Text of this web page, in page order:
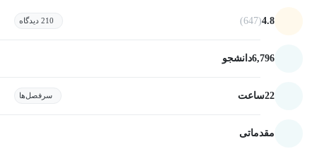
4.8
(647) 210 دیدگاه
6,796دانشجو
22ساعت سرفصل‌ها
مقدماتی